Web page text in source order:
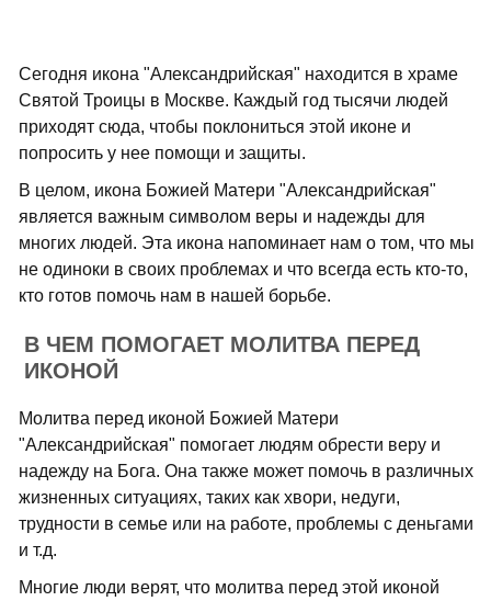
Сегодня икона "Александрийская" находится в храме
Святой Троицы в Москве. Каждый год тысячи людей
приходят сюда, чтобы поклониться этой иконе и
попросить у нее помощи и защиты.
В целом, икона Божией Матери "Александрийская"
является важным символом веры и надежды для
многих людей. Эта икона напоминает нам о том, что мы
не одиноки в своих проблемах и что всегда есть кто-то,
кто готов помочь нам в нашей борьбе.
В ЧЕМ ПОМОГАЕТ МОЛИТВА ПЕРЕД
ИКОНОЙ
Молитва перед иконой Божией Матери
"Александрийская" помогает людям обрести веру и
надежду на Бога. Она также может помочь в различных
жизненных ситуациях, таких как хвори, недуги,
трудности в семье или на работе, проблемы с деньгами
и т.д.
Многие люди верят, что молитва перед этой иконой